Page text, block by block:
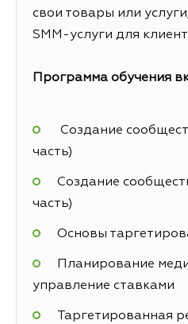
свои товары или
SMM-услуги для
Программа обучения
Создание
часть)
Создание
часть)
Основы
Планирование
управление ставками
Таргетированная